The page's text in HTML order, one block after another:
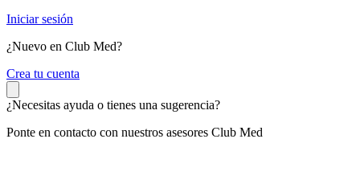
Iniciar sesión
¿Nuevo en Club Med?
Crea tu cuenta
¿Necesitas ayuda o tienes una sugerencia?
Ponte en contacto con nuestros asesores Club Med